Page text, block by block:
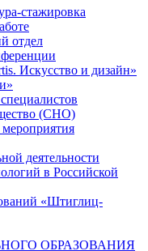
стажировка
отдел
Искусство и дизайн»
(СНО)
деятельности
в Российской
«Штиглиц-
ОБРАЗОВАНИЯ